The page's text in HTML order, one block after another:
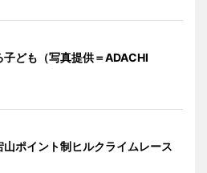
子ども（写真提供＝ADACHI
山ポイント制ヒルクライムレース